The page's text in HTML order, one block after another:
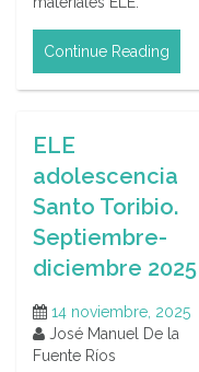
Continue Reading
ELE
adolescencia
Santo Toribio.
Septiembre-
diciembre 2025
14 noviembre, 2025
José Manuel De la
Fuente Ríos